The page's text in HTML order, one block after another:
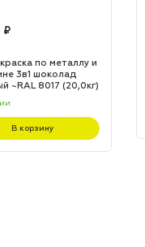
₽
по металлу и
3в1 шоколад
~RAL 8017 (20,0кг)
В корзину